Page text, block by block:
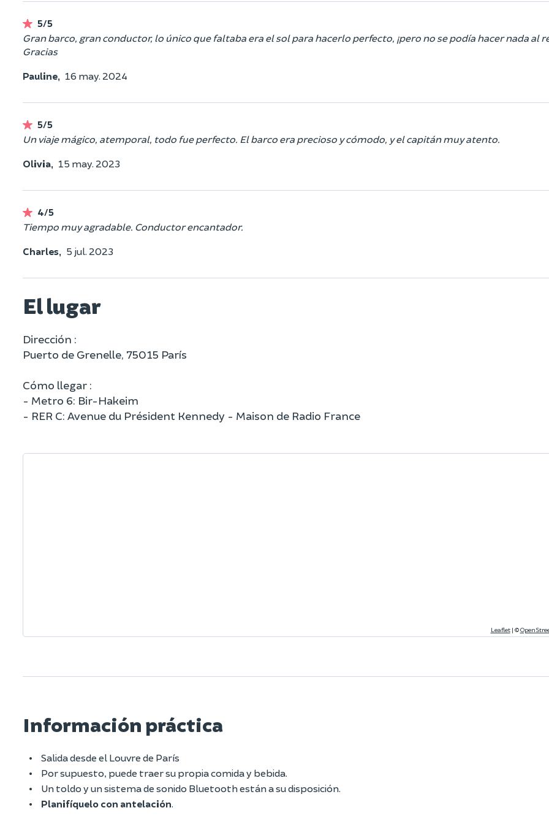
5/5
Gran barco, gran conductor, lo único que faltaba era el sol para hacerlo perfecto, ¡pero no se podía hacer nada al
Gracias
Pauline, 16 may. 2024
5/5
Un viaje mágico, atemporal, todo fue perfecto. El barco era precioso y cómodo, y el capitán muy atento.
Olivia, 15 may. 2023
4/5
Tiempo muy agradable. Conductor encantador.
Charles, 5 jul. 2023
El lugar
Dirección :
Puerto de Grenelle, 75015 París
Cómo llegar :
- Metro 6: Bir-Hakeim
- RER C: Avenue du Président Kennedy - Maison de Radio France
Leaflet | ©
Información práctica
Salida desde el Louvre de París
Por supuesto, puede traer su propia comida y bebida.
Un toldo y un sistema de sonido Bluetooth están a su disposición.
Planifíquelo con antelación.